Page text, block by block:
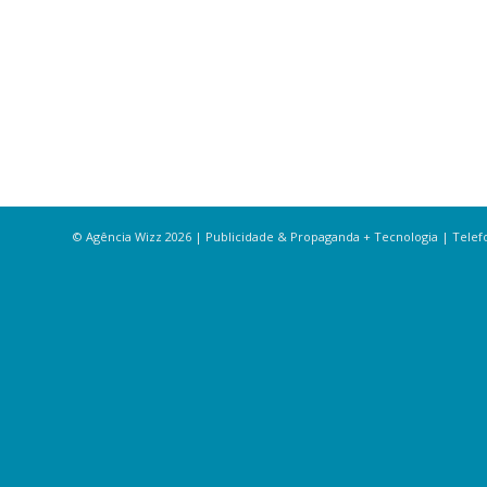
© Agência Wizz 2026 | Publicidade & Propaganda + Tecnologia |